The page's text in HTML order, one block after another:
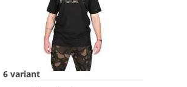
6 variant